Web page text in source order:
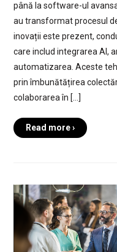
până la software-ul
au transformat procesul
inovații este prezent,
care includ integrarea AI,
automatizarea. Aceste
prin îmbunătățirea
colaborarea în […]
Read more ›